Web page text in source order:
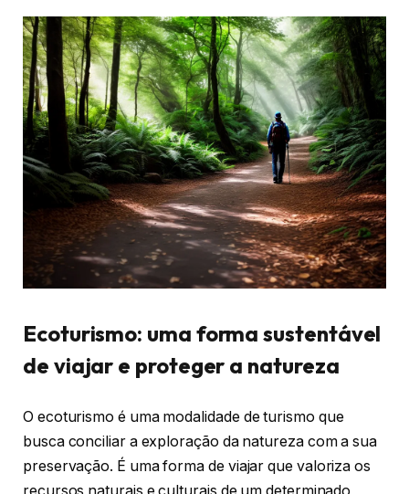
Ecoturismo: uma forma sustentável
de viajar e proteger a natureza
O ecoturismo é uma modalidade de turismo que
busca conciliar a exploração da natureza com a sua
preservação. É uma forma de viajar que valoriza os